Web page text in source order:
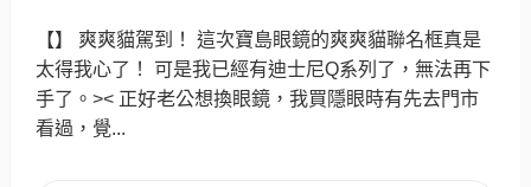
【】 爽爽貓駕到！ 這次寶島眼鏡的爽爽貓聯名框真是
太得我心了！ 可是我已經有迪士尼Q系列了，無法再下
手了。>< 正好老公想換眼鏡，我買隱眼時有先去門市
看過，覺...